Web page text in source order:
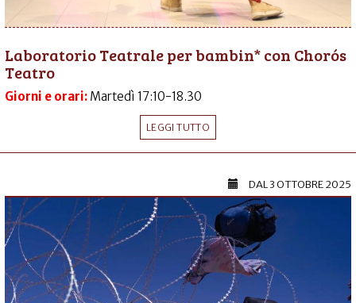
Laboratorio Teatrale per bambin* con Chorós
Teatro
Giorni e orari: Martedì 17:10-18.30
LEGGI TUTTO
DAL3 OTTOBRE 2025